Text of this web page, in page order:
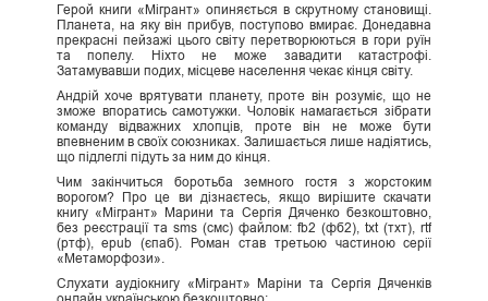
Герой книги «Мігрант» опиняється в скрутному становищі.
Планета, на яку він прибув, поступово вмирає. Донедавна
прекрасні пейзажі цього світу перетворюються в гори руїн
та попелу. Ніхто не може завадити катастрофі.
Затамувавши подих, місцеве населення чекає кінця світу.
Андрій хоче врятувати планету, проте він розуміє, що не
зможе впоратись самотужки. Чоловік намагається зібрати
команду відважних хлопців, проте він не може бути
впевненим в своїх союзниках. Залишається лише надіятись,
що підлеглі підуть за ним до кінця.
Чим закінчиться боротьба земного гостя з жорстоким
ворогом? Про це ви дізнаєтесь, якщо вирішите скачати
книгу «Мігрант» Марини та Сергія Дяченко безкоштовно,
без реєстрації та sms (смс) файлом: fb2 (фб2), txt (тхт), rtf
(ртф), epub (єпаб). Роман став третьою частиною серії
«Метаморфози».
Слухати аудіокнигу «Мігрант» Маріни та Сергія Дяченків